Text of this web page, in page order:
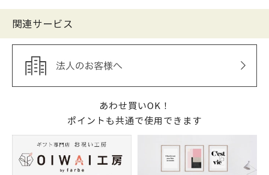
関連サービス
あわせ買いOK！
ポイントも共通で使用できます